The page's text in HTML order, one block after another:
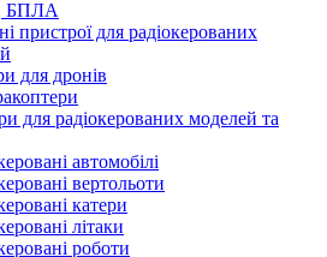
БПЛА
пристрої для радіокерованих
для дронів
для радіокерованих моделей та
автомобілі
вертольоти
катери
літаки
роботи